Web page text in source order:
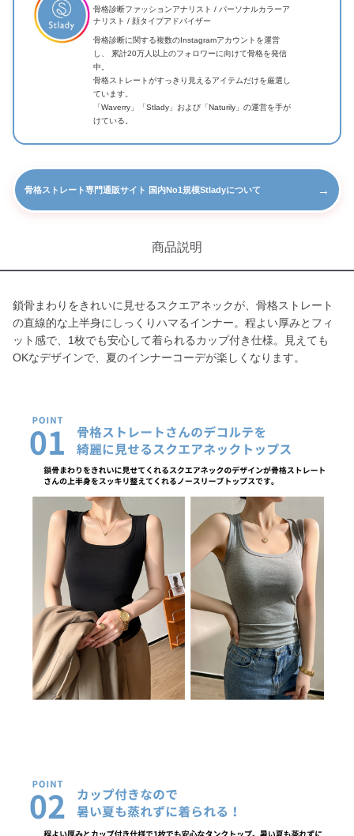
骨格診断ファッションアナリスト / パーソナルカラーア
ナリスト / 顔タイプアドバイザー
骨格診断に関する複数のInstagramアカウントを運営
し、 累計20万人以上のフォロワーに向けて骨格を発信
中。
骨格ストレートがすっきり見えるアイテムだけを厳選し
ています。
「Waverry」「Stlady」および「Naturily」の運営を手が
けている。
骨格ストレート専門通販サイト 国内No1規模Stladyについて →
商品説明
鎖骨まわりをきれいに見せるスクエアネックが、骨格ストレート
の直線的な上半身にしっくりハマるインナー。程よい厚みとフィ
ット感で、1枚でも安心して着られるカップ付き仕様。見えても
OKなデザインで、夏のインナーコーデが楽しくなります。